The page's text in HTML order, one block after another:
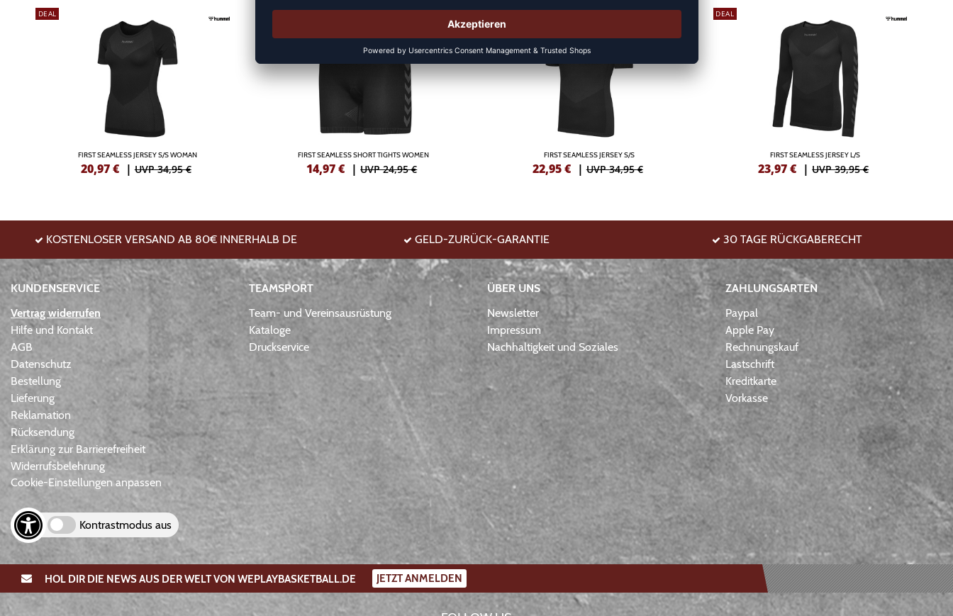
DEAL
FIRST SEAMLESS JERSEY S/S WOMAN
20,97€ |UVP 34,95 €
DEAL
FIRST SEAMLESS SHORT TIGHTS WOMEN
14,97€ |UVP 24,95 €
FIRST SEAMLESS JERSEY S/S
22,95€ |UVP 34,95 €
DEAL
FIRST SEAMLESS JERSEY L/S
23,97€ |UVP 39,95 €
KOSTENLOSER VERSAND AB 80€ INNERHALB DE GELD-ZURÜCK-GARANTIE 30 TAGE RÜCKGABERECHT
KUNDENSERVICE
Vertrag widerrufen
Hilfe und Kontakt
AGB
Datenschutz
Bestellung
Lieferung
Reklamation
Rücksendung
Erklärung zur Barrierefreiheit
Widerrufsbelehrung
Cookie-Einstellungen anpassen
Kontrastmodus aus
TEAMSPORT
Team- und Vereinsausrüstung
Kataloge
Druckservice
ÜBER UNS
Newsletter
Impressum
Nachhaltigkeit und Soziales
ZAHLUNGSARTEN
Paypal
Apple Pay
Rechnungskauf
Lastschrift
Kreditkarte
Vorkasse
HOL DIR DIE NEWS AUS DER WELT VON WEPLAYBASKETBALL.DE JETZT ANMELDEN